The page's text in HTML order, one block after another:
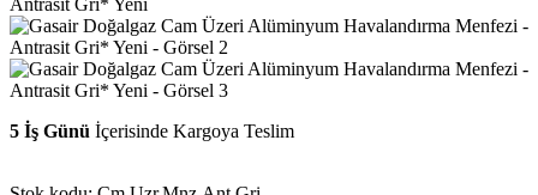
5 İş Günü İçerisinde Kargoya Teslim